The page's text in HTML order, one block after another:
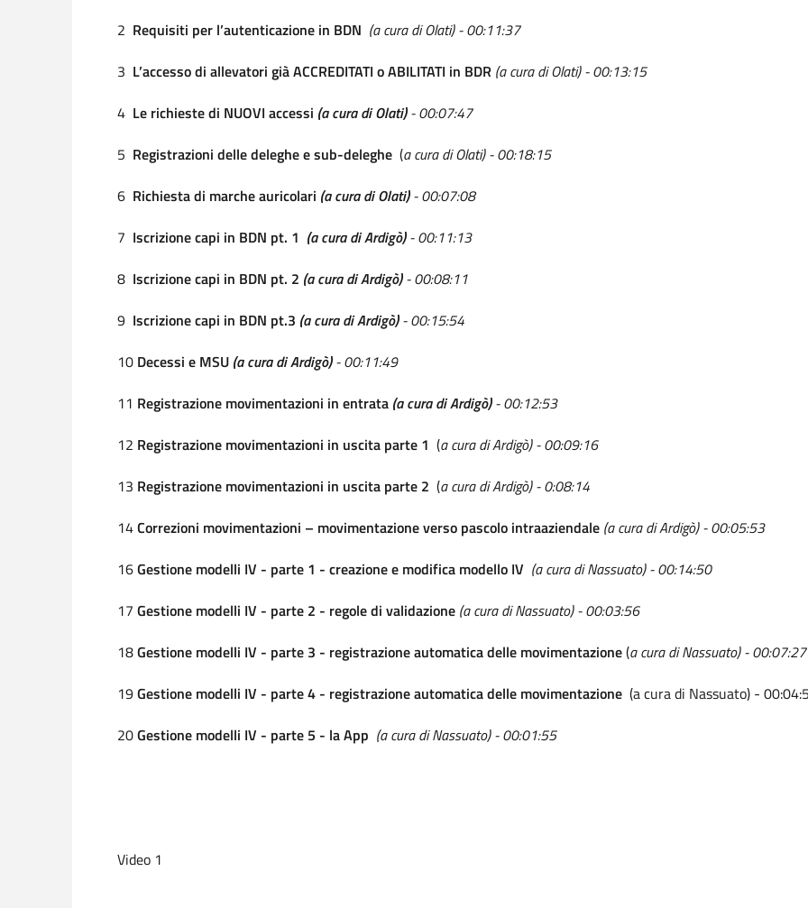
2 Requisiti per l’autenticazione in BDN (a cura di Olati) - 00:11:37
3 L’accesso di allevatori già ACCREDITATI o ABILITATI in BDR (a cura di Olati) - 00:13:15
4 Le richieste di NUOVI accessi (a cura di Olati)- 00:07:47
5 Registrazioni delle deleghe e sub-deleghe (a cura di Olati) - 00:18:15
6 Richiesta di marche auricolari (a cura di Olati)- 00:07:08
7 Iscrizione capi in BDN pt. 1 (a cura di Ardigò)- 00:11:13
8 Iscrizione capi in BDN pt. 2 (a cura di Ardigò)- 00:08:11
9 Iscrizione capi in BDN pt.3 (a cura di Ardigò)- 00:15:54
10 Decessi e MSU (a cura di Ardigò)- 00:11:49
11 Registrazione movimentazioni in entrata (a cura di Ardigò)- 00:12:53
12 Registrazione movimentazioni in uscita parte 1 (a cura di Ardigò) - 00:09:16
13 Registrazione movimentazioni in uscita parte 2 (a cura di Ardigò) - 0:08:14
14Correzioni movimentazioni – movimentazione verso pascolo intraaziendale (a cura di Ardigò) - 00:05:53
16Gestione modelli IV - parte 1 - creazione e modifica modello IV (a cura di Nassuato) - 00:14:50
17 Gestione modelli IV - parte 2 - regole di validazione (a cura di Nassuato) - 00:03:56
18Gestione modelli IV - parte 3 - registrazione automatica delle movimentazione(a cura di Nassuato) - 00:07:27
19Gestione modelli IV - parte 4 - registrazione automatica delle movimentazione (a cura di Nassuato) -
20Gestione modelli IV - parte 5 - la App (a cura di Nassuato) - 00:01:55
Video 1